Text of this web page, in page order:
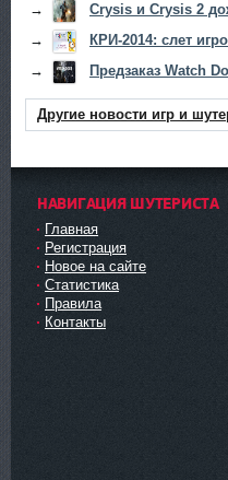
→
Crysis и Crysis 2
→
КРИ-2014: слет
→
Предзаказ Watch
Другие новости игр и
НАВИГАЦИЯ ШУТЕРИСТА
Главная
Регистрация
Новое на сайте
Статистика
Правила
Контакты